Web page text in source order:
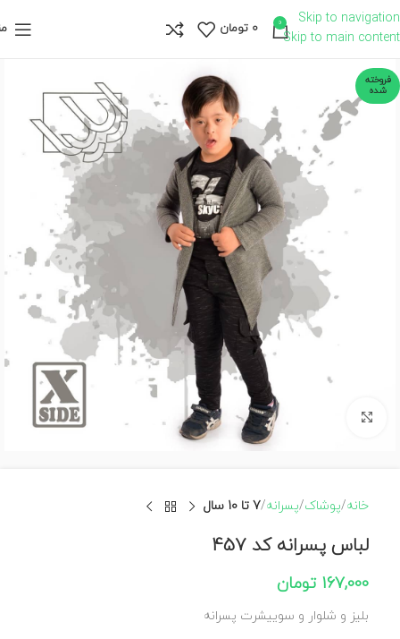
Skip to navigation
Skip to main content
0
0 تومان
فروخته
شده
برای بزرگنمایی کلیک کنید
خانه پوشاک پسرانه 7 تا 10 سال
لباس پسرانه کد 457
167,000 تومان
بلیز و شلوار و سوییشرت پسرانه